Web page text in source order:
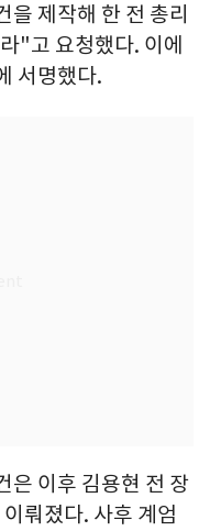
을 제작해 한 전 총리
"고 요청했다. 이에
서명했다.
은 이후 김용현 전 장
뤄졌다. 사후 계엄